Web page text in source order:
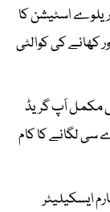
اسٹیشن کا
کھانے کی کوالٹی
اور بزنس لاؤنج کو 60 دن میں مکمل اَپ گریڈ
سی لگانے کا کام
ایسکیلیٹر